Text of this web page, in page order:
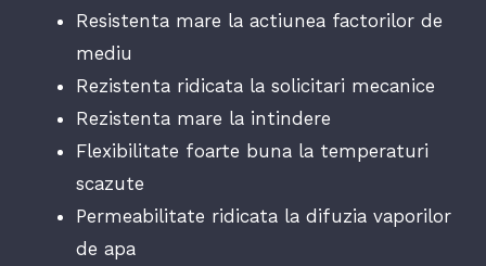
Resistenta mare la actiunea factorilor de
mediu
Rezistenta ridicata la solicitari mecanice
Rezistenta mare la intindere
Flexibilitate foarte buna la temperaturi
scazute
Permeabilitate ridicata la difuzia vaporilor
de apa